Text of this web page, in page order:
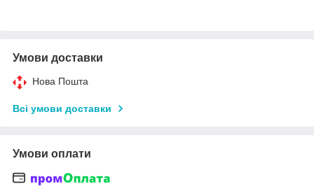
Умови доставки
Нова Пошта
Всі умови доставки
Умови оплати